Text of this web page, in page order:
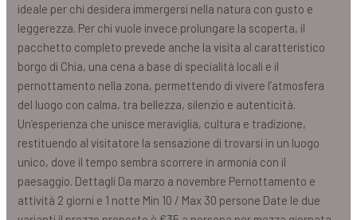
ideale per chi desidera immergersi nella natura con gusto e
leggerezza. Per chi vuole invece prolungare la scoperta, il
pacchetto completo prevede anche la visita al caratteristico
borgo di Chia, una cena a base di specialità locali e il
pernottamento nella zona, permettendo di vivere l’atmosfera
del luogo con calma, tra bellezza, silenzio e autenticità.
Un’esperienza che unisce meraviglia, cultura e tradizione,
restituendo al visitatore la sensazione di trovarsi in un luogo
unico, dove il tempo sembra scorrere in armonia con il
paesaggio. Dettagli Da marzo a novembre Pernottamento e
attività 2 giorni e 1 notte Min 10 / Max 30 persone Date le due